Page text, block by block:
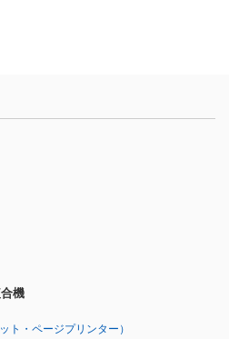
機
ト・ページプリンター）